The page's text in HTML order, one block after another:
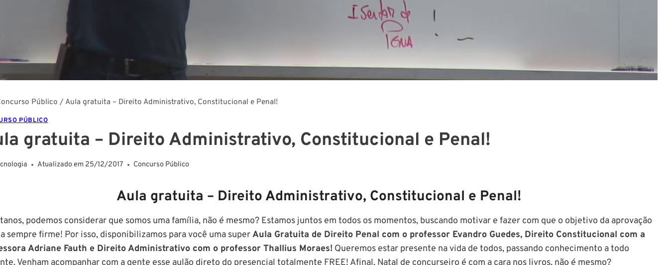
Público / Aula gratuita – Direito Administrativo, Constitucional e Penal!
PÚBLICO
gratuita – Direito Administrativo, Constitucional e Penal!
Atualizado em 25/12/2017 Concurso Público
Aula gratuita – Direito Administrativo, Constitucional e Penal!
podemos considerar que somos uma família, não é mesmo? Estamos juntos em todos os momentos, buscando motivar e fazer com que o objetivo da aprovação
sempre firme! Por isso, disponibilizamos para você uma superAula Gratuita de Direito Penal com o professor Evandro Guedes, Direito Constitucional com a
Adriane Fauth e Direito Administrativo com o professor Thallius Moraes!Queremos estar presente na vida de todos, passando conhecimento a todo